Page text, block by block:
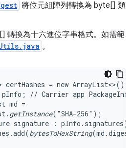
將位元組陣列轉換為 byte[] 類
轉換為十六進位字串格式。如需範
。
certHashes = new ArrayList<>();
pInfo; // Carrier app PackageInfo
md =
getInstance("SHA-256");
signature : pInfo.signatures)
bytesToHexString